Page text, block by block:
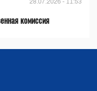
комиссия